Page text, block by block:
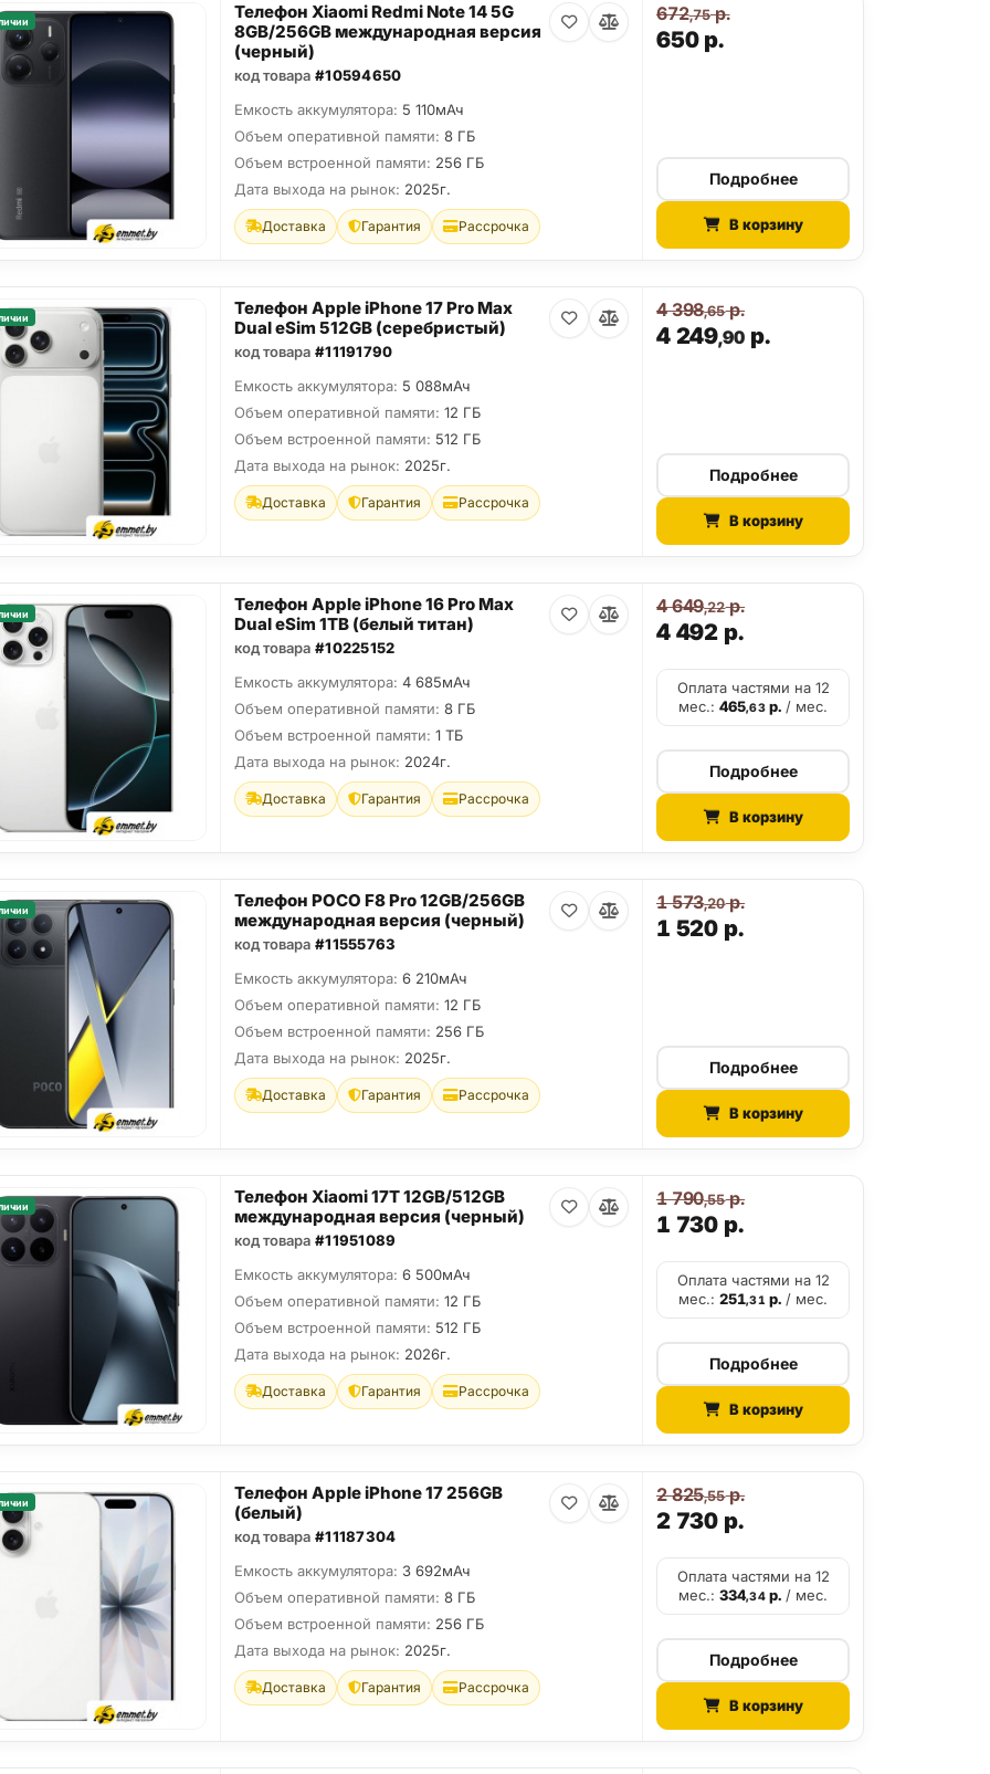
Телефон Xiaomi Redmi Note 14 5G
8GB/256GB международная версия
(черный)
код товара #10594650
Емкость аккумулятора: 5 110мАч
Объем оперативной памяти: 8 ГБ
Объем встроенной памяти: 256 ГБ
Дата выхода на рынок: 2025г.
Доставка Гарантия Рассрочка
650р.
672,75р.
Подробнее
В корзину
Телефон Apple iPhone 17 Pro Max
Dual eSim 512GB (серебристый)
код товара #11191790
Емкость аккумулятора: 5 088мАч
Объем оперативной памяти: 12 ГБ
Объем встроенной памяти: 512 ГБ
Дата выхода на рынок: 2025г.
Доставка Гарантия Рассрочка
4 249,90 р.
4 398,65р.
Подробнее
В корзину
Телефон Apple iPhone 16 Pro Max
Dual eSim 1TB (белый титан)
код товара #10225152
Емкость аккумулятора: 4 685мАч
Объем оперативной памяти: 8 ГБ
Объем встроенной памяти: 1 ТБ
Дата выхода на рынок: 2024г.
Доставка Гарантия Рассрочка
4 492 р.
4 649,22р.
Оплата частями на 12
мес.:465,63р./ мес.
Подробнее
В корзину
Телефон POCO F8 Pro 12GB/256GB
международная версия (черный)
код товара #11555763
Емкость аккумулятора: 6 210мАч
Объем оперативной памяти: 12 ГБ
Объем встроенной памяти: 256 ГБ
Дата выхода на рынок: 2025г.
Доставка Гарантия Рассрочка
1 520 р.
1 573,20р.
Подробнее
В корзину
Телефон Xiaomi 17T 12GB/512GB
международная версия (черный)
код товара #11951089
Емкость аккумулятора: 6 500мАч
Объем оперативной памяти: 12 ГБ
Объем встроенной памяти: 512 ГБ
Дата выхода на рынок: 2026г.
Доставка Гарантия Рассрочка
1 730 р.
1 790,55р.
Оплата частями на 12
мес.:251,31 р./ мес.
Подробнее
В корзину
Телефон Apple iPhone 17 256GB
(белый)
код товара #11187304
Емкость аккумулятора: 3 692мАч
Объем оперативной памяти: 8 ГБ
Объем встроенной памяти: 256 ГБ
Дата выхода на рынок: 2025г.
Доставка Гарантия Рассрочка
2 730 р.
2 825,55р.
Оплата частями на 12
мес.:334,34р./ мес.
Подробнее
В корзину